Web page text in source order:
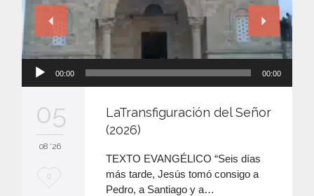
00:00 00:00
05
08 '26
M
0
LaTransfiguración del Señor
(2026)
TEXTO EVANGÉLICO “Seis días
más tarde, Jesús tomó consigo a
Pedro, a Santiago y a…